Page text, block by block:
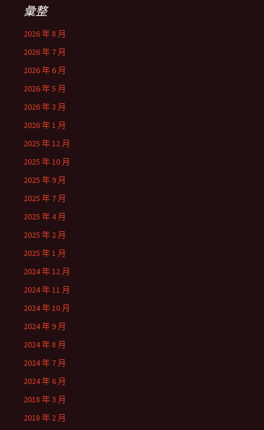
彙整
2026 年 8 月
2026 年 7 月
2026 年 6 月
2026 年 5 月
2026 年 3 月
2026 年 1 月
2025 年 12 月
2025 年 10 月
2025 年 9 月
2025 年 7 月
2025 年 4 月
2025 年 2 月
2025 年 1 月
2024 年 12 月
2024 年 11 月
2024 年 10 月
2024 年 9 月
2024 年 8 月
2024 年 7 月
2024 年 6 月
2018 年 3 月
2018 年 2 月